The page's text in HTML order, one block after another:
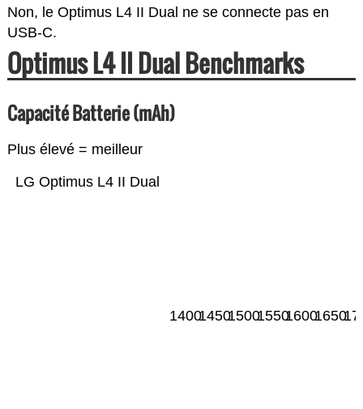
Non, le Optimus L4 II Dual ne se connecte pas en
USB-C.
Optimus L4 II Dual Benchmarks
Capacité Batterie (mAh)
Plus élevé = meilleur
LG Optimus L4 II Dual
140014501500155016001650